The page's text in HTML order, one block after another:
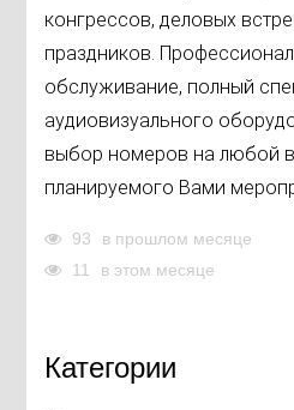
конгрессов, деловых
праздников.
обслуживание, полный
аудиовизуального
выбор номеров на любой
планируемого Вами
93
в прошлом месяце
11
в этом месяце
Категории